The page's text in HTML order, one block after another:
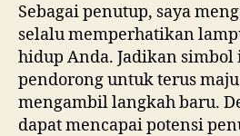
Sebagai penutup, saya
selalu memperhatikan
hidup Anda. Jadikan simbol
pendorong untuk terus
mengambil langkah baru.
dapat mencapai potensi